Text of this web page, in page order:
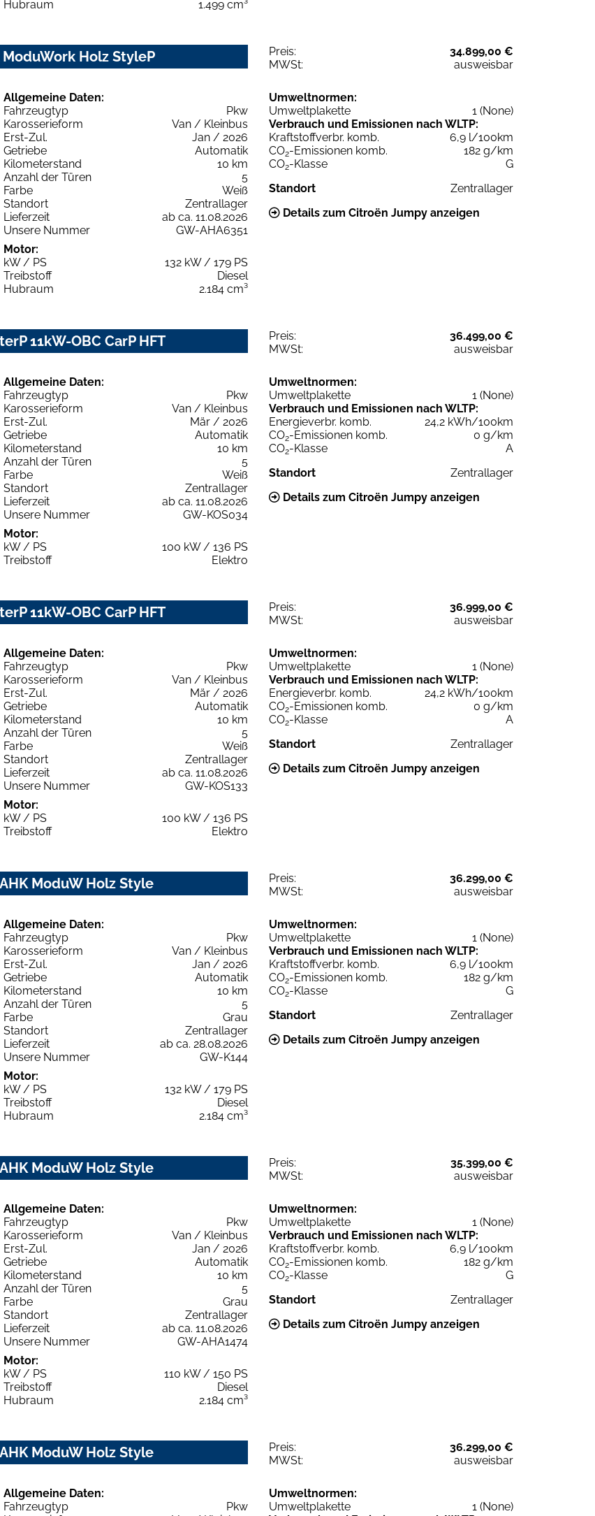
Hubraum
1.499 cm³
Holz StyleP Preis:
34.899,00 €
MWSt:
ausweisbar
Allgemeine Daten:
Fahrzeugtyp
Pkw
Karosserieform
Van / Kleinbus
Erst-Zul.
Jan / 2026
Getriebe
Automatik
Kilometerstand
10 km
Anzahl der Türen
5
Farbe
Weiß
Standort
Zentrallager
Lieferzeit
ab ca. 11.08.2026
Unsere Nummer
GW-AHA6351
Motor:
kW / PS
132 kW / 179 PS
Treibstoff
Diesel
Hubraum
2.184 cm³
Umweltnormen:
Umweltplakette
1 (None)
Verbrauch und Emissionen nach WLTP:
Kraftstoffverbr. komb.
6,9 l/100km
CO2-Emissionen komb.
182 g/km
CO2-Klasse
G
Standort
Zentrallager
Details zum Citroën Jumpy anzeigen
11kW-OBC CarP HFT Preis:
36.499,00 €
MWSt:
ausweisbar
Allgemeine Daten:
Fahrzeugtyp
Pkw
Karosserieform
Van / Kleinbus
Erst-Zul.
Mär / 2026
Getriebe
Automatik
Kilometerstand
10 km
Anzahl der Türen
5
Farbe
Weiß
Standort
Zentrallager
Lieferzeit
ab ca. 11.08.2026
Unsere Nummer
GW-KOS034
Motor:
kW / PS
100 kW / 136 PS
Treibstoff
Elektro
Umweltnormen:
Umweltplakette
1 (None)
Verbrauch und Emissionen nach WLTP:
Energieverbr. komb.
24,2 kWh/100km
CO2-Emissionen komb.
0 g/km
CO2-Klasse
A
Standort
Zentrallager
Details zum Citroën Jumpy anzeigen
11kW-OBC CarP HFT Preis:
36.999,00 €
MWSt:
ausweisbar
Allgemeine Daten:
Fahrzeugtyp
Pkw
Karosserieform
Van / Kleinbus
Erst-Zul.
Mär / 2026
Getriebe
Automatik
Kilometerstand
10 km
Anzahl der Türen
5
Farbe
Weiß
Standort
Zentrallager
Lieferzeit
ab ca. 11.08.2026
Unsere Nummer
GW-KOS133
Motor:
kW / PS
100 kW / 136 PS
Treibstoff
Elektro
Umweltnormen:
Umweltplakette
1 (None)
Verbrauch und Emissionen nach WLTP:
Energieverbr. komb.
24,2 kWh/100km
CO2-Emissionen komb.
0 g/km
CO2-Klasse
A
Standort
Zentrallager
Details zum Citroën Jumpy anzeigen
ModuW Holz Style Preis:
36.299,00 €
MWSt:
ausweisbar
Allgemeine Daten:
Fahrzeugtyp
Pkw
Karosserieform
Van / Kleinbus
Erst-Zul.
Jan / 2026
Getriebe
Automatik
Kilometerstand
10 km
Anzahl der Türen
5
Farbe
Grau
Standort
Zentrallager
Lieferzeit
ab ca. 28.08.2026
Unsere Nummer
GW-K144
Motor:
kW / PS
132 kW / 179 PS
Treibstoff
Diesel
Hubraum
2.184 cm³
Umweltnormen:
Umweltplakette
1 (None)
Verbrauch und Emissionen nach WLTP:
Kraftstoffverbr. komb.
6,9 l/100km
CO2-Emissionen komb.
182 g/km
CO2-Klasse
G
Standort
Zentrallager
Details zum Citroën Jumpy anzeigen
ModuW Holz Style Preis:
35.399,00 €
MWSt:
ausweisbar
Allgemeine Daten:
Fahrzeugtyp
Pkw
Karosserieform
Van / Kleinbus
Erst-Zul.
Jan / 2026
Getriebe
Automatik
Kilometerstand
10 km
Anzahl der Türen
5
Farbe
Grau
Standort
Zentrallager
Lieferzeit
ab ca. 11.08.2026
Unsere Nummer
GW-AHA1474
Motor:
kW / PS
110 kW / 150 PS
Treibstoff
Diesel
Hubraum
2.184 cm³
Umweltnormen:
Umweltplakette
1 (None)
Verbrauch und Emissionen nach WLTP:
Kraftstoffverbr. komb.
6,9 l/100km
CO2-Emissionen komb.
182 g/km
CO2-Klasse
G
Standort
Zentrallager
Details zum Citroën Jumpy anzeigen
ModuW Holz Style Preis:
36.299,00 €
MWSt:
ausweisbar
Allgemeine Daten:
Fahrzeugtyp
Pkw
Umweltnormen:
Umweltplakette
1 (None)